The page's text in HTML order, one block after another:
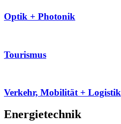
Optik + Photonik
Tourismus
Verkehr, Mobilität + Logistik
Energietechnik